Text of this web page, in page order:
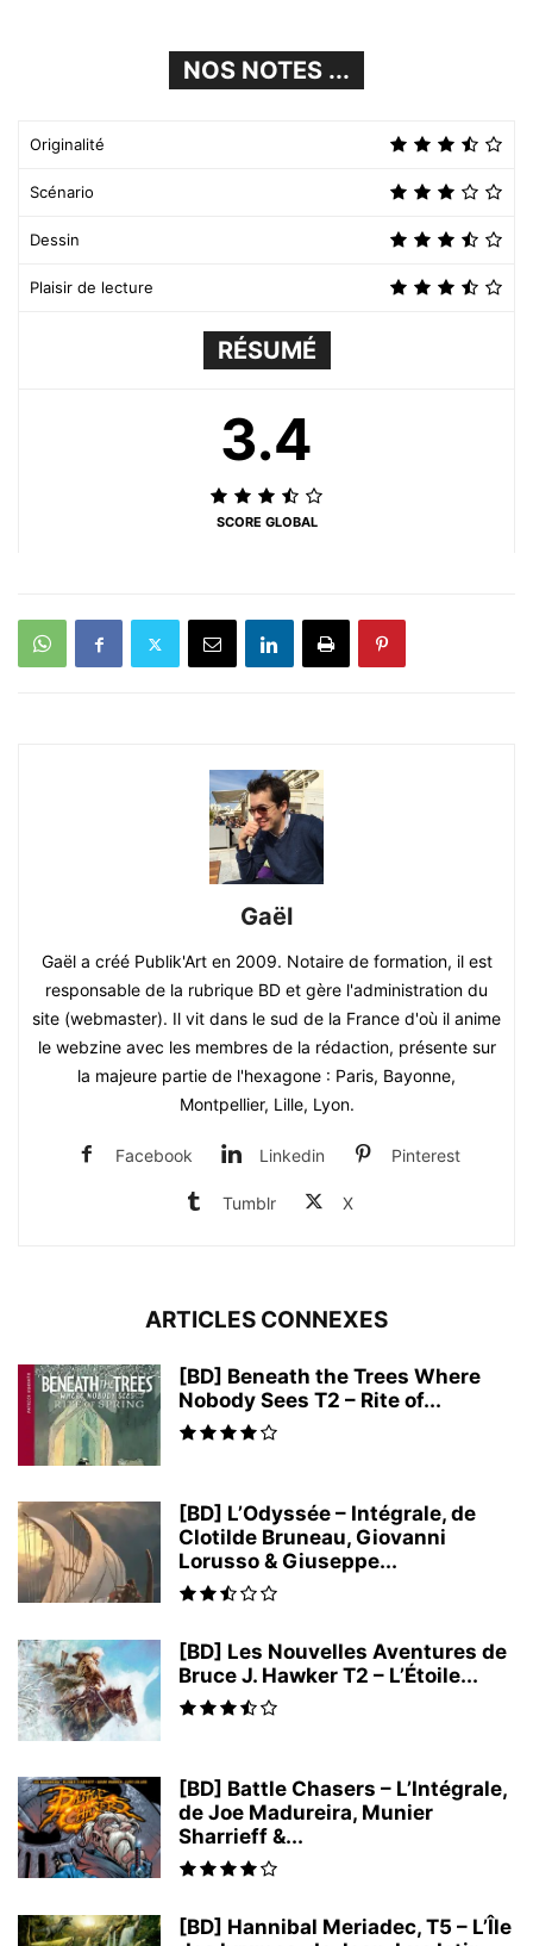
NOS NOTES ...
Originalité
Scénario
Dessin
Plaisir de lecture
RÉSUMÉ
3.4
SCORE GLOBAL
Gaël
Gaël a créé Publik'Art en 2009. Notaire de formation, il est
responsable de la rubrique BD et gère l'administration du
site (webmaster). Il vit dans le sud de la France d'où il anime
le webzine avec les membres de la rédaction, présente sur
la majeure partie de l'hexagone : Paris, Bayonne,
Montpellier, Lille, Lyon.
Facebook Linkedin Pinterest
Tumblr X
ARTICLES CONNEXES
[BD] Beneath the Trees Where
Nobody Sees T2 – Rite of...
[BD] L’Odyssée – Intégrale, de
Clotilde Bruneau, Giovanni
Lorusso & Giuseppe...
[BD] Les Nouvelles Aventures de
Bruce J. Hawker T2 – L’Étoile...
[BD] Battle Chasers – L’Intégrale,
de Joe Madureira, Munier
Sharrieff &...
[BD] Hannibal Meriadec, T5 – L’Île